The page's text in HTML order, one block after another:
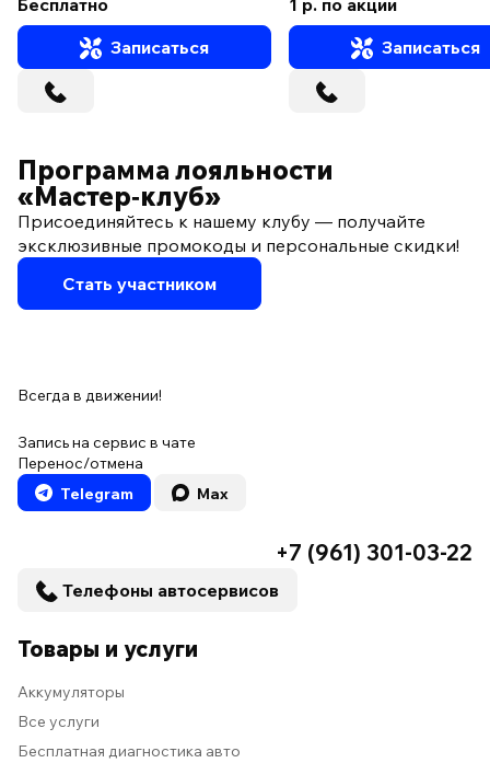
Бесплатно
Записаться
1 р. по акции
Записаться
Программа лояльности
«Мастер‑клуб»
Присоединяйтесь к нашему клубу — получайте
эксклюзивные промокоды и персональные скидки!
Стать участником
Всегда в движении!
Запись на сервис в чате
Перенос/отмена
Telegram
Max
+7 (961) 301-03-22
Телефоны автосервисов
Товары и услуги
Аккумуляторы
Все услуги
Бесплатная диагностика авто